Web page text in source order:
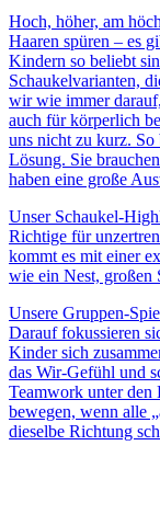
Hoch, höher, am
Haaren spüren – es
Kindern so beliebt
Schaukelvarianten,
wir wie immer
auch für körperlich
uns nicht zu kurz.
Lösung. Sie
haben eine große
Unser Schaukel-
Richtige für
kommt es mit einer
wie ein Nest, großen
Unsere Gruppen-
Darauf fokussieren
Kinder sich
das Wir-Gefühl und
Teamwork unter den
bewegen, wenn alle
dieselbe Richtung